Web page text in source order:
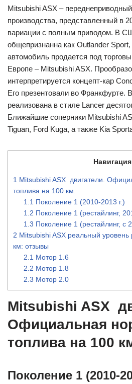
Mitsubishi ASX –
производства, представленный в
вариации с полным приводом. В
общепризнанна как Outlander
автомобиль продается под
Европе – Mitsubishi ASX.
интерпретируется концепт-кар
Его презентовали во Франкфурте.
реализована в стиле Lancer
Ближайшие соперники Mitsubishi
Tiguan, Ford Kuga, а также Kia
Навигация
1 Mitsubishi ASX двигатели.
топлива на 100 км.
1.1 Поколение 1 (2010-2013 г.)
1.2 Поколение 1 (рестайлинг,
1.3 Поколение 1 (рестайлинг, с
2 Mitsubishi ASX реальный
км: отзывы
2.1 Мотор 1.6
2.2 Мотор 1.8
2.3 Мотор 2.0
Mitsubishi ASX
Официальная
топлива на 100
Поколение 1 (2010-